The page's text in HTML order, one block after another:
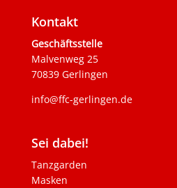
Kontakt
Geschäftsstelle
Malvenweg 25
70839 Gerlingen
info@ffc-gerlingen.de
Sei dabei!
Tanzgarden
Masken